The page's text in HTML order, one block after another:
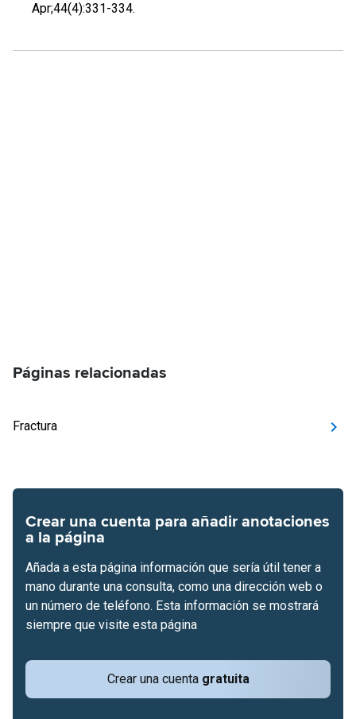
Apr;44(4):331-334.
Páginas relacionadas
Fractura
Crear una cuenta para añadir anotaciones
a la página
Crear una cuenta gratuita
Añada a esta página información que sería útil tener a
mano durante una consulta, como una dirección web o
un número de teléfono. Esta información se mostrará
siempre que visite esta página